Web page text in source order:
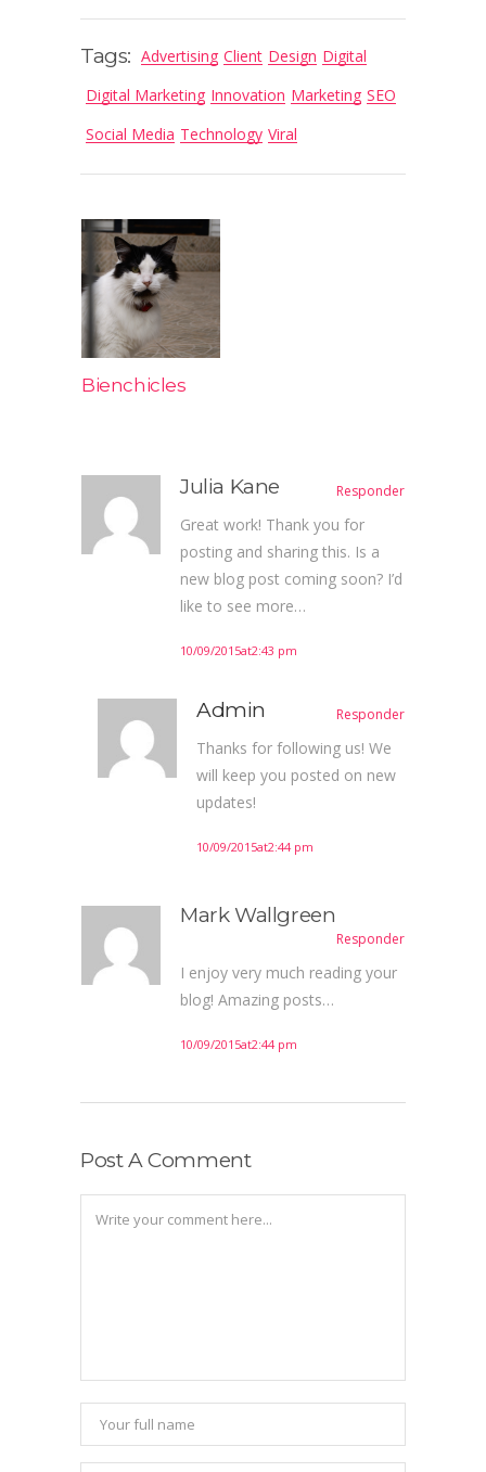
Tags: Advertising Client Design Digital
Digital Marketing Innovation Marketing SEO
Social Media Technology Viral
Bienchicles
Julia Kane Responder
Great work! Thank you for
posting and sharing this. Is a
new blog post coming soon? I’d
like to see more…
10/09/2015at2:43 pm
Admin Responder
Thanks for following us! We
will keep you posted on new
updates!
10/09/2015at2:44 pm
Mark Wallgreen
Responder
I enjoy very much reading your
blog! Amazing posts…
10/09/2015at2:44 pm
Post A Comment